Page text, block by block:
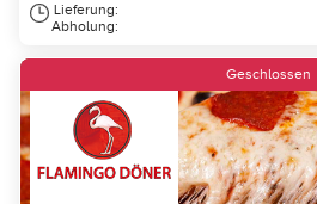
Lieferung:
Abholung:
Geschlossen